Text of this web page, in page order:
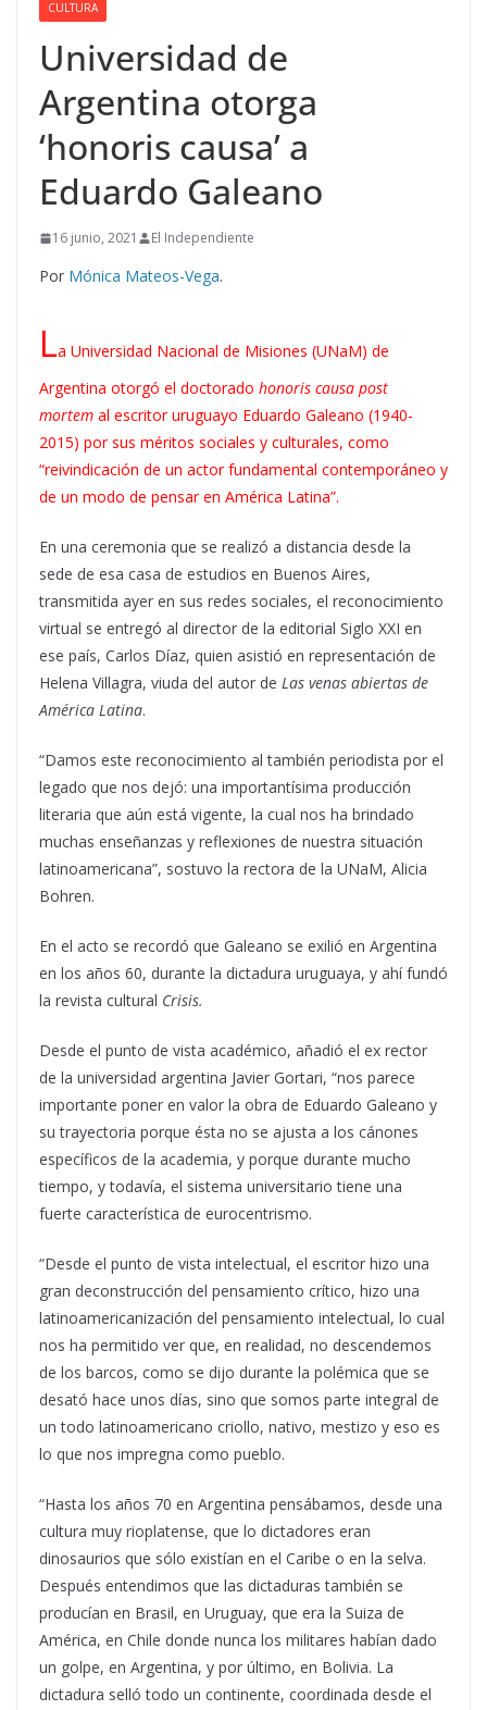
CULTURA
Universidad de
Argentina otorga
‘honoris causa’ a
Eduardo Galeano
16 junio, 2021 El Independiente
Por Mónica Mateos-Vega.
La Universidad Nacional de Misiones (UNaM) de
Argentina otorgó el doctorado honoris causa post
mortem al escritor uruguayo Eduardo Galeano (1940-
2015) por sus méritos sociales y culturales, como
“reivindicación de un actor fundamental contemporáneo y
de un modo de pensar en América Latina”.
En una ceremonia que se realizó a distancia desde la
sede de esa casa de estudios en Buenos Aires,
transmitida ayer en sus redes sociales, el reconocimiento
virtual se entregó al director de la editorial Siglo XXI en
ese país, Carlos Díaz, quien asistió en representación de
Helena Villagra, viuda del autor de Las venas abiertas de
América Latina.
“Damos este reconocimiento al también periodista por el
legado que nos dejó: una importantísima producción
literaria que aún está vigente, la cual nos ha brindado
muchas enseñanzas y reflexiones de nuestra situación
latinoamericana”, sostuvo la rectora de la UNaM, Alicia
Bohren.
En el acto se recordó que Galeano se exilió en Argentina
en los años 60, durante la dictadura uruguaya, y ahí fundó
la revista cultural Crisis.
Desde el punto de vista académico, añadió el ex rector
de la universidad argentina Javier Gortari, “nos parece
importante poner en valor la obra de Eduardo Galeano y
su trayectoria porque ésta no se ajusta a los cánones
específicos de la academia, y porque durante mucho
tiempo, y todavía, el sistema universitario tiene una
fuerte característica de eurocentrismo.
“Desde el punto de vista intelectual, el escritor hizo una
gran deconstrucción del pensamiento crítico, hizo una
latinoamericanización del pensamiento intelectual, lo cual
nos ha permitido ver que, en realidad, no descendemos
de los barcos, como se dijo durante la polémica que se
desató hace unos días, sino que somos parte integral de
un todo latinoamericano criollo, nativo, mestizo y eso es
lo que nos impregna como pueblo.
“Hasta los años 70 en Argentina pensábamos, desde una
cultura muy rioplatense, que lo dictadores eran
dinosaurios que sólo existían en el Caribe o en la selva.
Después entendimos que las dictaduras también se
producían en Brasil, en Uruguay, que era la Suiza de
América, en Chile donde nunca los militares habían dado
un golpe, en Argentina, y por último, en Bolivia. La
dictadura selló todo un continente, coordinada desde el